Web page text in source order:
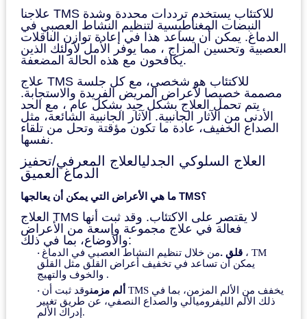
علاجنا TMS للاكتئاب يستخدم ترددات محددة وشدة
النبضات المغناطيسية لتنظيم النشاط العصبي في
الدماغ. يمكن أن يساعد هذا في إعادة توازن الناقلات
العصبية وتحسين المزاج ، مما يوفر الأمل لأولئك الذين
يكافحون مع هذه الحالة المضعفة.
علاج TMS للاكتئاب هو شخصي، مع كل جلسة
مصممة خصيصا لأعراض المريض الفريدة والاستجابة.
يتم تحمل العلاج بشكل جيد بشكل عام ، مع الحد
الأدنى من الآثار الجانبية. الآثار الجانبية الشائعة، مثل
الصداع الخفيف، عادة ما تكون مؤقتة وتحل من تلقاء
نفسها.
العلاج السلوكي الجدليالعلاج المعرفي/تحفيز
الدماغ العميق
ما هي الأعراض التي يمكن أن يعالجها TMS؟
العلاج TMS لا يقتصر على الاكتئاب. وقد ثبت أنها
فعالة في علاج مجموعة واسعة من الأعراض
والأوضاع، بما في ذلك:
· قلق .من خلال تنظيم النشاط العصبي في الدماغ ، TM
يمكن أن تساعد في تخفيف أعراض القلق مثل القلق
والخوف والتهيج .
· ألم مزمنوقد ثبت أن TMS يخفف من الألم المزمن، بما في
ذلك الألم الليفروميالي والصداع النصفي، عن طريق تغيير
إدراك الألم.